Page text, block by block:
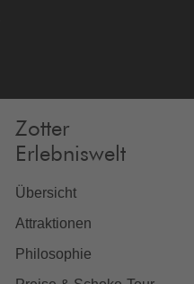
Zotter
Erlebniswelt
Übersicht
Attraktionen
Philosophie